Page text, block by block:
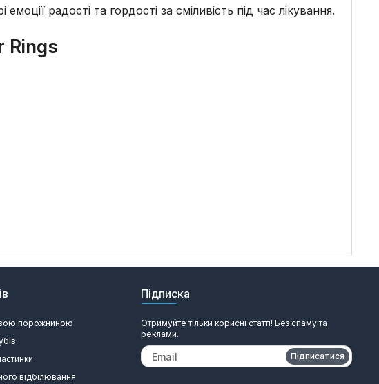
радості та гордості за сміливість під час лікування.
Rings
порожниною
відбілювання
Підписка
Отримуйте тільки корисні статті! Без спаму та
реклами.
Підписатися